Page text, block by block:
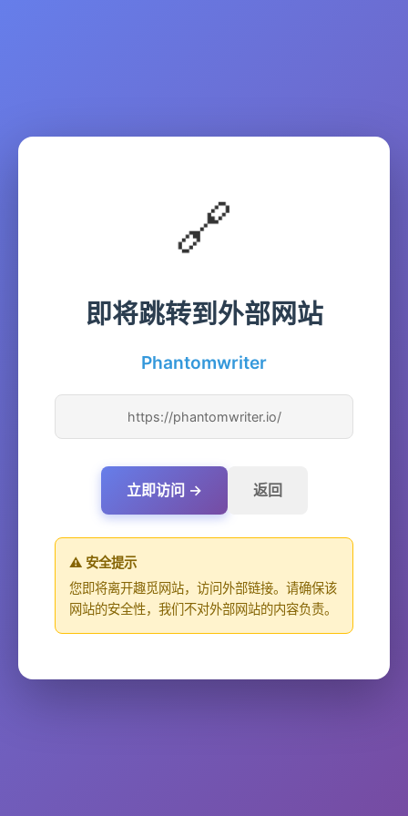
🔗
即将跳转到外部网站
Phantomwriter
https://phantomwriter.io/
立即访问 → 返回
⚠️ 安全提示
您即将离开趣觅网站，访问外部链接。请确保该
网站的安全性，我们不对外部网站的内容负责。